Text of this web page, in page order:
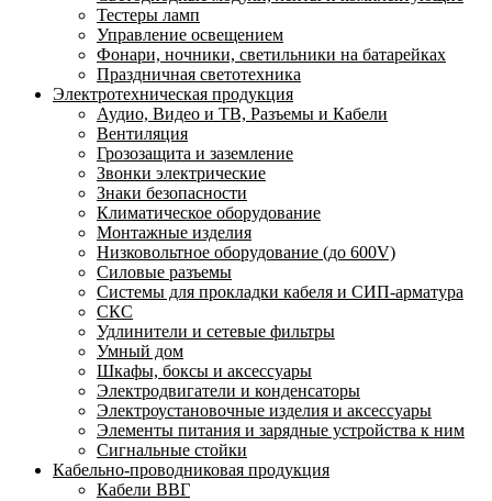
Тестеры ламп
Управление освещением
Фонари, ночники, светильники на батарейках
Праздничная светотехника
Электротехническая продукция
Аудио, Видео и ТВ, Разъемы и Кабели
Вентиляция
Грозозащита и заземление
Звонки электрические
Знаки безопасности
Климатическое оборудование
Монтажные изделия
Низковольтное оборудование (до 600V)
Силовые разъемы
Системы для прокладки кабеля и СИП-арматура
СКС
Удлинители и сетевые фильтры
Умный дом
Шкафы, боксы и аксессуары
Электродвигатели и конденсаторы
Электроустановочные изделия и аксессуары
Элементы питания и зарядные устройства к ним
Сигнальные стойки
Кабельно-проводниковая продукция
Кабели ВВГ